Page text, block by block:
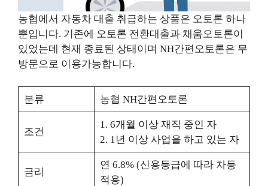
농협에서 자동차 대출 취급하는 상품은 오토론 하나
뿐입니다. 기존에 오토론 전환대출과 채움오토론이
있었는데 현재 종료된 상태이며 NH간편오토론은 무
방문으로 이용가능합니다.
분류 농협 NH간편오토론
조건
1. 6개월 이상 재직 중인 자
2. 1년 이상 사업을 하고 있는 자
금리
연 6.8% (신용등급에 따라 차등
적용)